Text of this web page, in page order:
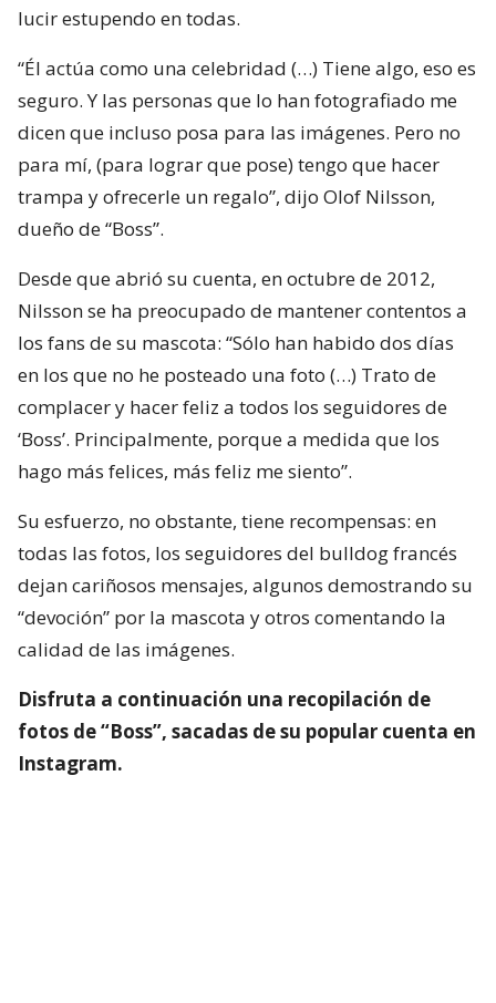
lucir estupendo en todas.
“Él actúa como una celebridad (…) Tiene algo, eso es
seguro. Y las personas que lo han fotografiado me
dicen que incluso posa para las imágenes. Pero no
para mí, (para lograr que pose) tengo que hacer
trampa y ofrecerle un regalo”, dijo Olof Nilsson,
dueño de “Boss”.
Desde que abrió su cuenta, en octubre de 2012,
Nilsson se ha preocupado de mantener contentos a
los fans de su mascota: “Sólo han habido dos días
en los que no he posteado una foto (…) Trato de
complacer y hacer feliz a todos los seguidores de
‘Boss’. Principalmente, porque a medida que los
hago más felices, más feliz me siento”.
Su esfuerzo, no obstante, tiene recompensas: en
todas las fotos, los seguidores del bulldog francés
dejan cariñosos mensajes, algunos demostrando su
“devoción” por la mascota y otros comentando la
calidad de las imágenes.
Disfruta a continuación una recopilación de
fotos de “Boss”, sacadas de su popular cuenta en
Instagram.